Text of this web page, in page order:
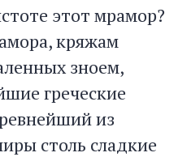
этот мрамор?
кряжам
зноем,
греческие
из
столь сладкие